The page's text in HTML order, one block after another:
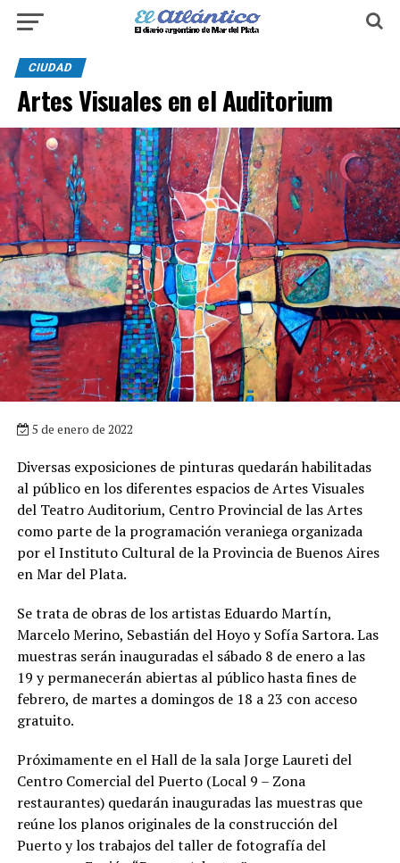
CIUDAD
Artes Visuales en el Auditorium
5 de enero de 2022
Diversas exposiciones de pinturas quedarán habilitadas
al público en los diferentes espacios de Artes Visuales
del Teatro Auditorium, Centro Provincial de las Artes
como parte de la programación veraniega organizada
por el Instituto Cultural de la Provincia de Buenos Aires
en Mar del Plata.
Se trata de obras de los artistas Eduardo Martín,
Marcelo Merino, Sebastián del Hoyo y Sofía Sartora. Las
muestras serán inauguradas el sábado 8 de enero a las
19 y permanecerán abiertas al público hasta fines de
febrero, de martes a domingos de 18 a 23 con acceso
gratuito.
Próximamente en el Hall de la sala Jorge Laureti del
Centro Comercial del Puerto (Local 9 – Zona
restaurantes) quedarán inauguradas las muestras que
reúne los planos originales de la construcción del
Puerto y los trabajos del taller de fotografía del